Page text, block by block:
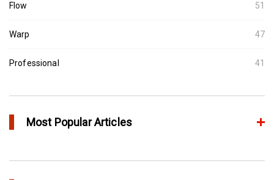
Flow 51
Warp 47
Professional 41
Most Popular Articles